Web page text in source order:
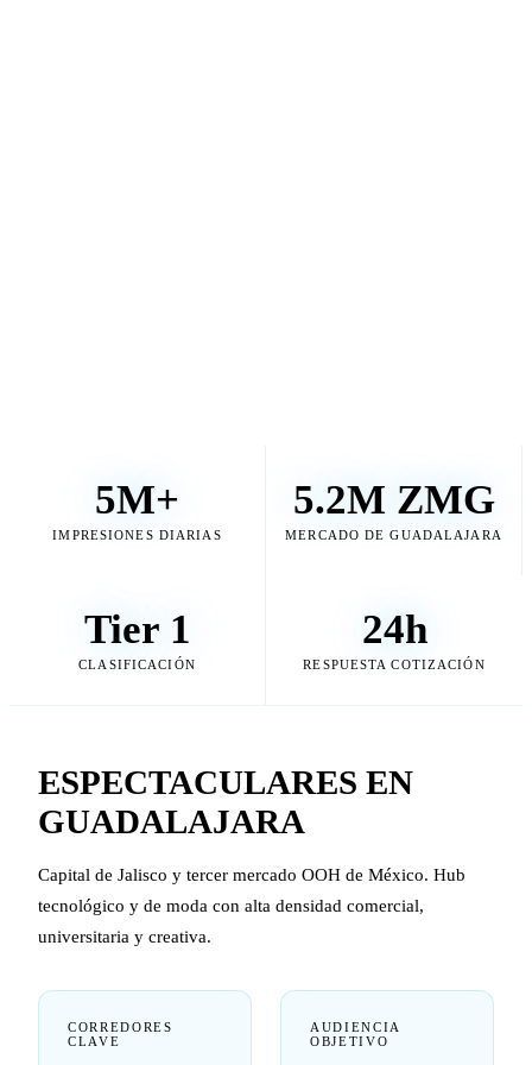
5M+
IMPRESIONES DIARIAS
5.2M ZMG
MERCADO DE GUADALAJARA
Tier 1
CLASIFICACIÓN
24h
RESPUESTA COTIZACIÓN
ESPECTACULARES EN
GUADALAJARA
Capital de Jalisco y tercer mercado OOH de México. Hub
tecnológico y de moda con alta densidad comercial,
universitaria y creativa.
CORREDORES
CLAVE
AUDIENCIA
OBJETIVO